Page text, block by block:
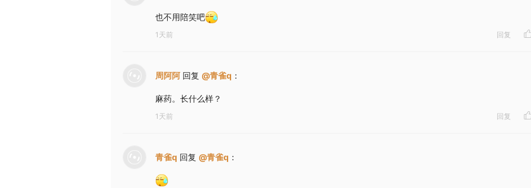
也不用陪笑吧
1天前 回复
周阿阿 回复 @青雀q ：
麻药。长什么样？
1天前 回复
青雀q 回复 @青雀q ：